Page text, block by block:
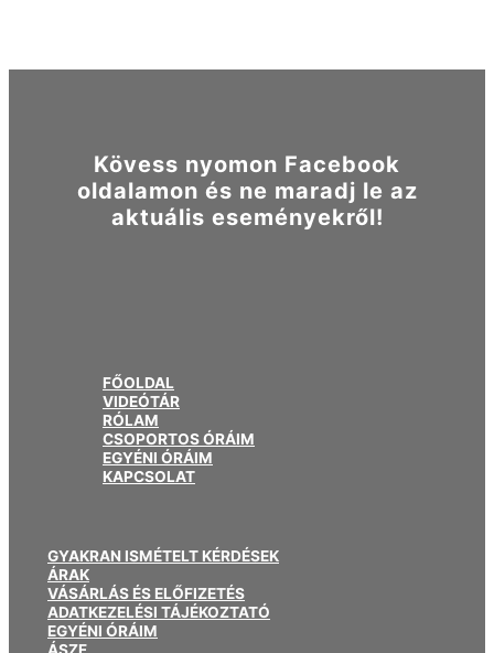
Kövess nyomon Facebook
oldalamon és ne maradj le az
aktuális eseményekről!
FŐOLDAL
VIDEÓTÁR
RÓLAM
CSOPORTOS ÓRÁIM
EGYÉNI ÓRÁIM
KAPCSOLAT
GYAKRAN ISMÉTELT KÉRDÉSEK
ÁRAK
VÁSÁRLÁS ÉS ELŐFIZETÉS
ADATKEZELÉSI TÁJÉKOZTATÓ
EGYÉNI ÓRÁIM